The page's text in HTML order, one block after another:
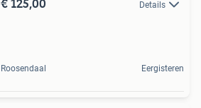
Details
Roosendaal Eergisteren